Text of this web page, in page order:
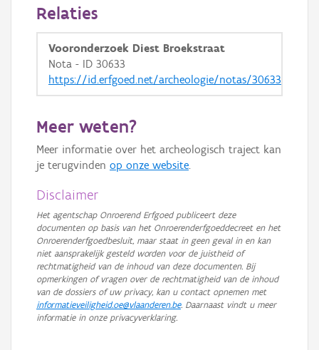
GRB-Basiskaart in grijswaarden
Relaties
Vooronderzoek Diest Broekstraat
Nota - ID 30633
https://id.erfgoed.net/archeologie/notas/30633
Meer weten?
Meer informatie over het archeologisch traject kan
je terugvinden op onze website.
Disclaimer
Het agentschap Onroerend Erfgoed publiceert deze
documenten op basis van het Onroerenderfgoeddecreet en het
Onroerenderfgoedbesluit, maar staat in geen geval in en kan
niet aansprakelijk gesteld worden voor de juistheid of
rechtmatigheid van de inhoud van deze documenten. Bij
opmerkingen of vragen over de rechtmatigheid van de inhoud
van de dossiers of uw privacy, kan u contact opnemen met
informatieveiligheid.oe@vlaanderen.be. Daarnaast vindt u meer
informatie in onze privacyverklaring.